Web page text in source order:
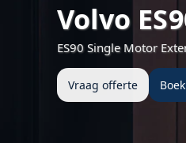
Volvo
ES90 Single Motor
Vraag offerte